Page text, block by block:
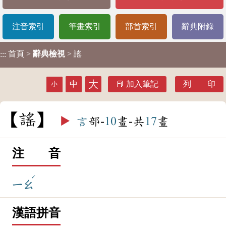
注音索引 筆畫索引 部首索引 辭典附錄
::: 首頁 > 辭典檢視 > 謠
小 中 大 加入筆記 列 印
謠 ▶️ 言部-10畫-共 17畫
注 音
ㄧㄠ
ˊ
漢語拼音